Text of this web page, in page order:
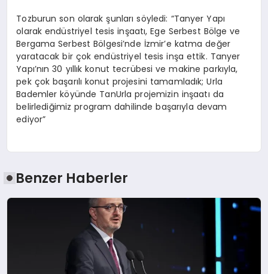
Tozburun son olarak şunları söyledi: “Tanyer Yapı
olarak endüstriyel tesis inşaatı, Ege Serbest Bölge ve
Bergama Serbest Bölgesi’nde İzmir’e katma değer
yaratacak bir çok endüstriyel tesis inşa ettik. Tanyer
Yapı’nın 30 yıllık konut tecrübesi ve makine parkıyla,
pek çok başarılı konut projesini tamamladık; Urla
Bademler köyünde TanUrla projemizin inşaatı da
belirlediğimiz program dahilinde başarıyla devam
ediyor”
Benzer Haberler